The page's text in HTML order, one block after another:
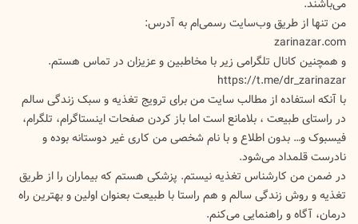
می‌باشند.
من تنها از طریق وب‌سایت رسمی‌ام به آدرس:
zarinazar.com
و همچنین کانال تلگرامی زیر با مخاطبین و عزیزان در تماس هستم.
https://t.me/dr_zarinazar
با آنکه استفاده از مطالب سایت من برای ترویج تغذیه و سبک زندگی سالم
در راستای طبیعت ، بلامانع است اما باز کردن صفحات اینستاگرام، تلگرام،
فیسبوک و… بدون اطلاع و با نام شخصی من کاری غیر دوستانه بوده و
نادرست قلمداد می‌شود.
در ضمن من کارشناس تغذیه نیستم. پزشکی هستم که بیماران را از طریق
تغذیه و روش زندگی سالم و هم راستا با طبیعت بعنوان اولین و بهترین راه
درمان، آگاه و راهنمایی می‌کنم.